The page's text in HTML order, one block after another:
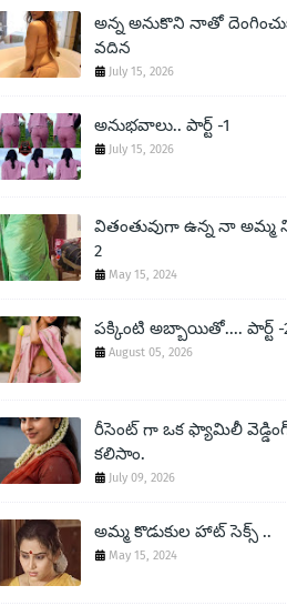
అన్న అనుకొని నాతో
వదిన
July 15, 2026
అనుభవాలు.. పార్ట్ -1
July 15, 2026
వితంతువుగా ఉన్న నా అమ్మ
2
May 15, 2024
పక్కింటి అబ్బాయితో.... పార్ట్ -
August 05, 2026
రీసెంట్ గా ఒక ఫ్యామిలీ
కలిసాం.
July 09, 2026
అమ్మ కొడుకుల హాట్ సెక్స్ ..
May 15, 2024